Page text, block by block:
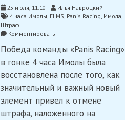
25 июля, 11:10
Илья Навроцкий
4 часа Имолы, ELMS, Panis Racing, Имола,
Штраф
Комментироватьon
«Panis
Racing»
4
часах
восстановлена
​​
Победа команды «Panis Racing»
в гонке 4 часа Имолы была
восстановлена ​​после того, как
значительный и важный новый
элемент привел к отмене
штрафа, наложенного на